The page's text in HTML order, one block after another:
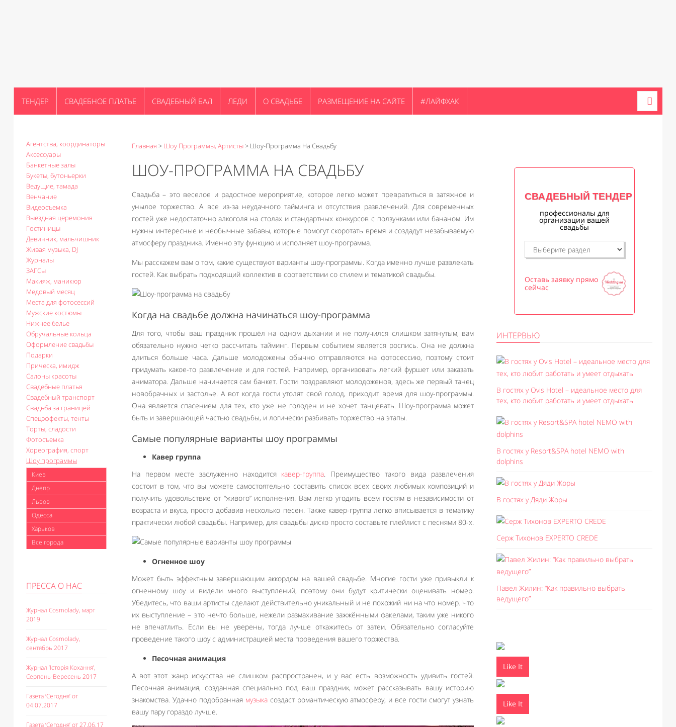
ТЕНДЕР СВАДЕБНОЕ ПЛАТЬЕ СВАДЕБНЫЙ БАЛ ЛЕДИ О СВАДЬБЕ РАЗМЕЩЕНИЕ НА САЙТЕ #ЛАЙФХАК
Агентства, координаторы
Аксессуары
Банкетные залы
Букеты, бутоньерки
Ведущие, тамада
Венчание
Видеосъемка
Выездная церемония
Гостиницы
Девичник, мальчишник
Живая музыка, DJ
Журналы
ЗАГСы
Макияж, маникюр
Медовый месяц
Места для фотосессий
Мужские костюмы
Нижнее белье
Обручальные кольца
Оформление свадьбы
Подарки
Прическа, имидж
Салоны красоты
Свадебные платья
Свадебный транспорт
Свадьба за границей
Спецэффекты, тенты
Торты, сладости
Фотосъемка
Хореография, спорт
Шоу программы
Киев
Днепр
Львов
Одесса
Харьков
Все города
ПРЕССА О НАС
Журнал Cosmolady, март
2019
Журнал Cosmolady,
сентябрь 2017
Журнал ‘Історія Кохання’,
Серпень-Вересень 2017
Газета ‘Сегодня’ от
04.07.2017
Газета ‘Сегодня’ от 27.06.17
Главная > Шоу Программы, Артисты> Шоу-Программа На Свадьбу
ШОУ-ПРОГРАММА НА СВАДЬБУ
Свадьба – это веселое и радостное мероприятие, которое легко может превратиться в затяжное и
унылое торжество. А все из-за неудачного тайминга и отсутствия развлечений. Для современных
гостей уже недостаточно алкоголя на столах и стандартных конкурсов с ползунками или бананом. Им
нужны интересные и необычные забавы, которые помогут скоротать время и создадут незабываемую
атмосферу праздника. Именно эту функцию и исполняет шоу-программа.
Мы расскажем вам о том, какие существуют варианты шоу-программы. Когда именно лучше развлекать
гостей. Как выбрать подходящий коллектив в соответствии со стилем и тематикой свадьбы.
Когда на свадьбе должна начинаться шоу-программа
Для того, чтобы ваш праздник прошёл на одном дыхании и не получился слишком затянутым, вам
обязательно нужно четко рассчитать тайминг. Первым событием является роспись. Она не должна
длиться больше часа. Дальше молодожены обычно отправляются на фотосессию, поэтому стоит
придумать какое-то развлечение и для гостей. Например, организовать легкий фуршет или заказать
аниматора. Дальше начинается сам банкет. Гости поздравляют молодоженов, здесь же первый танец
новобрачных и застолье. А вот когда гости утолят свой голод, приходит время для шоу-программы.
Она является спасением для тех, кто уже не голоден и не хочет танцевать. Шоу-программа может
быть и завершающей частью свадьбы, и логически разбивать торжество на этапы.
Самые популярные варианты шоу программы
Кавер группа
На первом месте заслуженно находится кавер-группа. Преимущество такого вида развлечения
состоит в том, что вы можете самостоятельно составить список всех своих любимых композиций и
получить удовольствие от “живого” исполнения. Вам легко угодить всем гостям в независимости от
возраста и вкуса, просто добавив несколько песен. Также кавер-группа легко вписывается в тематику
практически любой свадьбы. Например, для свадьбы диско просто составьте плейлист с песнями 80-х.
Огненное шоу
Может быть эффектным завершающим аккордом на вашей свадьбе. Многие гости уже привыкли к
огненному шоу и видели много выступлений, поэтому они будут критически оценивать номер.
Убедитесь, что ваши артисты сделают действительно уникальный и не похожий ни на что номер. Что
их выступление – это нечто больше, нежели размахивание зажжёнными факелами, таким уже никого
не впечатлить. Если вы не уверены, тогда лучше откажитесь от затеи. Обязательно согласуйте
проведение такого шоу с администрацией места проведения вашего торжества.
Песочная анимация
А вот этот жанр искусства не слишком распространен, и у вас есть возможность удивить гостей.
Песочная анимация, созданная специально под ваш праздник, может рассказывать вашу историю
знакомства. Удачно подобранная музыкасоздаст романтическую атмосферу, и все гости смогут узнать
вашу пару гораздо лучше.
СВАДЕБНЫЙ ТЕНДЕР
профессионалы для
организации вашей
свадьбы
Оставь заявку прямо
сейчас
ИНТЕРВЬЮ
В гостях у Ovis Hotel – идеальное место для
тех, кто любит работать и умеет отдыхать
В гостях у Resort&SPA hotel NEMO with
dolphins
В гостях у Дяди Жоры
Серж Тихонов EXPERTO CREDE
Павел Жилин: “Как правильно выбрать
ведущего”
Like It
Like It